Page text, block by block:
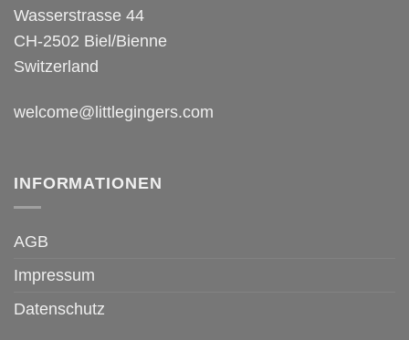
Wasserstrasse 44
CH-2502 Biel/Bienne
Switzerland
welcome@littlegingers.com
INFORMATIONEN
AGB
Impressum
Datenschutz